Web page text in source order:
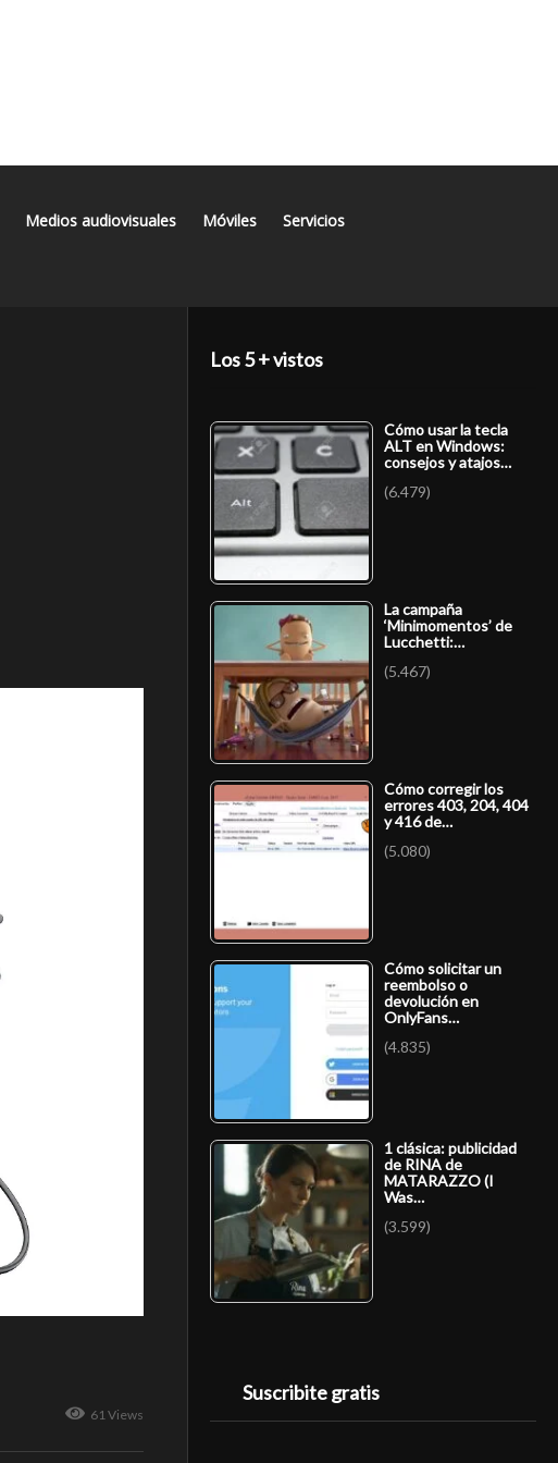
Medios audiovisuales Móviles Servicios
61 Views
Los 5 + vistos
Cómo usar la tecla
ALT en Windows:
consejos y atajos…
(6.479)
La campaña
‘Minimomentos’ de
Lucchetti:…
(5.467)
Cómo corregir los
errores 403, 204, 404
y 416 de…
(5.080)
Cómo solicitar un
reembolso o
devolución en
OnlyFans…
(4.835)
1 clásica: publicidad
de RINA de
MATARAZZO (I
Was…
(3.599)
Suscribite gratis